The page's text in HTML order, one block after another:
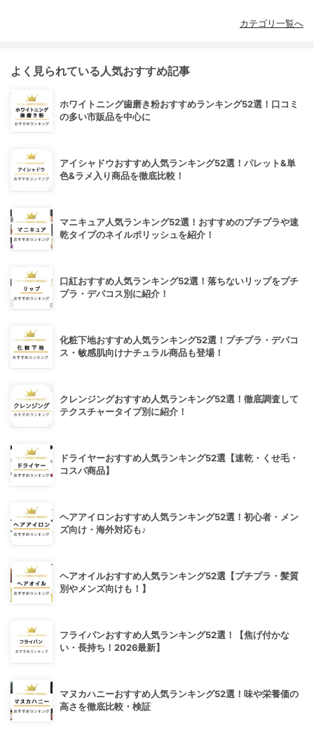
カテゴリ一覧へ
よく見られている人気おすすめ記事
ホワイトニング歯磨き粉おすすめランキング52選！口コミ
の多い市販品を中心に
アイシャドウおすすめ人気ランキング52選！パレット&単
色&ラメ入り商品を徹底比較！
マニキュア人気ランキング52選！おすすめのプチプラや速
乾タイプのネイルポリッシュを紹介！
口紅おすすめ人気ランキング52選！落ちないリップをプチ
プラ・デパコス別に紹介！
化粧下地おすすめ人気ランキング52選！プチプラ・デパコ
ス・敏感肌向けナチュラル商品も登場！
クレンジングおすすめ人気ランキング52選！徹底調査して
テクスチャータイプ別に紹介！
ドライヤーおすすめ人気ランキング52選【速乾・くせ毛・
コスパ商品】
ヘアアイロンおすすめ人気ランキング52選！初心者・メン
ズ向け・海外対応も♪
ヘアオイルおすすめ人気ランキング52選【プチプラ・髪質
別やメンズ向けも！】
フライパンおすすめ人気ランキング52選！【焦げ付かな
い・長持ち！2026最新】
マヌカハニーおすすめ人気ランキング52選！味や栄養価の
高さを徹底比較・検証